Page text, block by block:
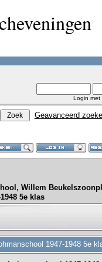
Login met
Geavanceerd
Willem
5e klas
1947-1948 5e